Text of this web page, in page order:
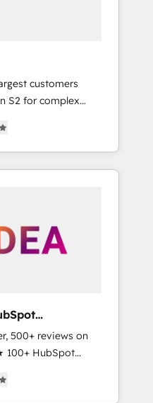
customers
S2 for complex
systems
that
and transform
websites,
& RevOps
sales, and
With 6
and experience
in dozens
500+ reviews on
100+ HubSpot
across the team
across five